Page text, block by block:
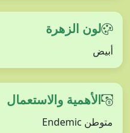
لون الزهرة
أبيض
الأهمية والاستعمال
متوطن Endemic